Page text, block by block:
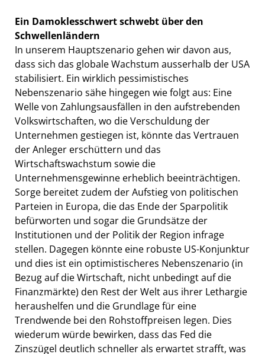
Ein Damoklesschwert schwebt über den
Schwellenländern
In unserem Hauptszenario gehen wir davon aus,
dass sich das globale Wachstum ausserhalb der USA
stabilisiert. Ein wirklich pessimistisches
Nebenszenario sähe hingegen wie folgt aus: Eine
Welle von Zahlungsausfällen in den aufstrebenden
Volkswirtschaften, wo die Verschuldung der
Unternehmen gestiegen ist, könnte das Vertrauen
der Anleger erschüttern und das
Wirtschaftswachstum sowie die
Unternehmensgewinne erheblich beeinträchtigen.
Sorge bereitet zudem der Aufstieg von politischen
Parteien in Europa, die das Ende der Sparpolitik
befürworten und sogar die Grundsätze der
Institutionen und der Politik der Region infrage
stellen. Dagegen könnte eine robuste US-Konjunktur
und dies ist ein optimistischeres Nebenszenario (in
Bezug auf die Wirtschaft, nicht unbedingt auf die
Finanzmärkte) den Rest der Welt aus ihrer Lethargie
heraushelfen und die Grundlage für eine
Trendwende bei den Rohstoffpreisen legen. Dies
wiederum würde bewirken, dass das Fed die
Zinszügel deutlich schneller als erwartet strafft, was